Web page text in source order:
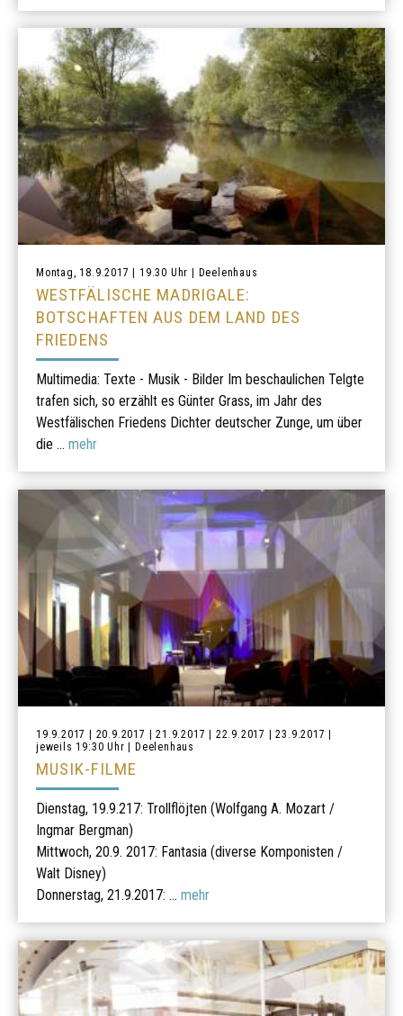
Montag, 18.9.2017 | 19.30 Uhr | Deelenhaus
WESTFÄLISCHE MADRIGALE:
BOTSCHAFTEN AUS DEM LAND DES
FRIEDENS
Multimedia: Texte - Musik - Bilder Im beschaulichen Telgte
trafen sich, so erzählt es Günter Grass, im Jahr des
Westfälischen Friedens Dichter deutscher Zunge, um über
die ... mehr
19.9.2017 | 20.9.2017 | 21.9.2017 | 22.9.2017 | 23.9.2017 |
jeweils 19:30 Uhr | Deelenhaus
MUSIK-FILME
Dienstag, 19.9.217: Trollflöjten (Wolfgang A. Mozart /
Ingmar Bergman)
Mittwoch, 20.9. 2017: Fantasia (diverse Komponisten /
Walt Disney)
Donnerstag, 21.9.2017: ... mehr